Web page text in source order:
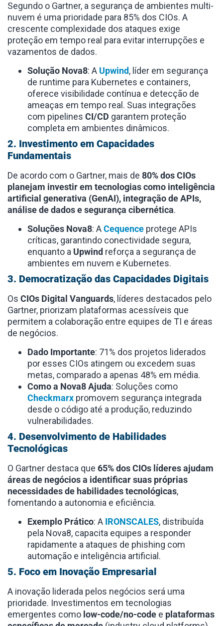
Segundo o Gartner, a segurança de ambientes multi-
nuvem é uma prioridade para 85% dos CIOs. A
crescente complexidade dos ataques exige
proteção em tempo real para evitar interrupções e
vazamentos de dados.
Solução Nova8: A Upwind, líder em segurança
de runtime para Kubernetes e containers,
oferece visibilidade contínua e detecção de
ameaças em tempo real. Suas integrações
com pipelines CI/CD garantem proteção
completa em ambientes dinâmicos.
2. Investimento em Capacidades
Fundamentais
De acordo com o Gartner, mais de 80% dos CIOs
planejam investir em tecnologias como inteligência
artificial generativa (GenAI), integração de APIs,
análise de dados e segurança cibernética.
Soluções Nova8: ACequence protege APIs
críticas, garantindo conectividade segura,
enquanto a Upwind reforça a segurança de
ambientes em nuvem e Kubernetes.
3. Democratização das Capacidades Digitais
Os CIOs Digital Vanguards, líderes destacados pelo
Gartner, priorizam plataformas acessíveis que
permitem a colaboração entre equipes de TI e áreas
de negócios.
Dado Importante: 71% dos projetos liderados
por esses CIOs atingem ou excedem suas
metas, comparado a apenas 48% em média.
Como a Nova8 Ajuda: Soluções como
Checkmarx promovem segurança integrada
desde o código até a produção, reduzindo
vulnerabilidades.
4. Desenvolvimento de Habilidades
Tecnológicas
O Gartner destaca que 65% dos CIOs líderes ajudam
áreas de negócios a identificar suas próprias
necessidades de habilidades tecnológicas,
fomentando a autonomia e eficiência.
Exemplo Prático: A IRONSCALES, distribuída
pela Nova8, capacita equipes a responder
rapidamente a ataques de phishing com
automação e inteligência artificial.
5. Foco em Inovação Empresarial
A inovação liderada pelos negócios será uma
prioridade. Investimentos em tecnologias
emergentes como low-code/no-code e plataformas